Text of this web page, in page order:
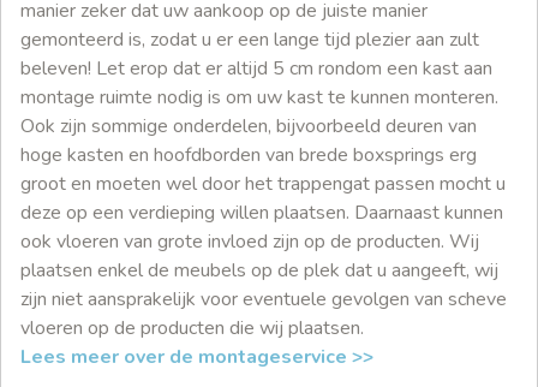
manier zeker dat uw aankoop op de juiste manier
gemonteerd is, zodat u er een lange tijd plezier aan zult
beleven! Let erop dat er altijd 5 cm rondom een kast aan
montage ruimte nodig is om uw kast te kunnen monteren.
Ook zijn sommige onderdelen, bijvoorbeeld deuren van
hoge kasten en hoofdborden van brede boxsprings erg
groot en moeten wel door het trappengat passen mocht u
deze op een verdieping willen plaatsen. Daarnaast kunnen
ook vloeren van grote invloed zijn op de producten. Wij
plaatsen enkel de meubels op de plek dat u aangeeft, wij
zijn niet aansprakelijk voor eventuele gevolgen van scheve
vloeren op de producten die wij plaatsen.
Lees meer over de montageservice >>